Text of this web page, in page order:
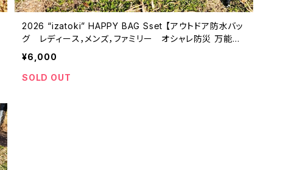
2026 “izatoki” HAPPY BAG Sset 【アウトドア防水バッ
グ レディース，メンズ，ファミリー オシャレ防災 万能バ
ッグ】
¥6,000
SOLD OUT